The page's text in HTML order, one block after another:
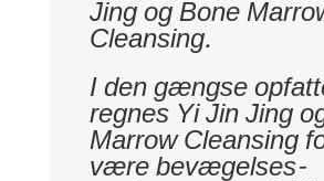
Jing og Bone
Cleansing.
I den gængse
regnes Yi Jin Jing
Marrow Cleansing
være bevægelses-